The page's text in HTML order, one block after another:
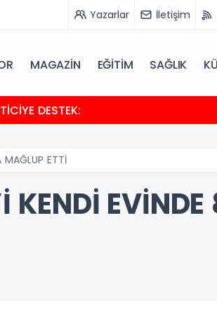
Yazarlar İletişim
MAGAZİN EĞİTİM SAĞLIK
DESTEK:
MAĞLUP ETTİ
KENDİ